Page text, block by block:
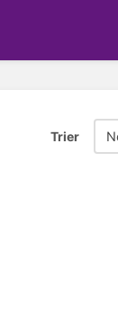
Trier